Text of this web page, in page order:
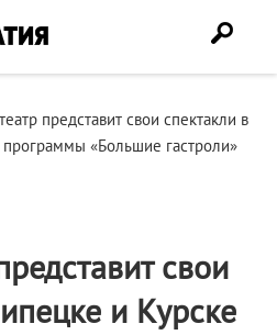
представит свои спектакли в
«Большие гастроли»
свои
и Курске